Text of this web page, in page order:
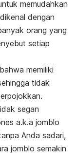
memudahkan
dengan
orang yang
setiap
memiliki
tidak
segan
a.k.a jomblo
Anda sadari,
jomblo semakin